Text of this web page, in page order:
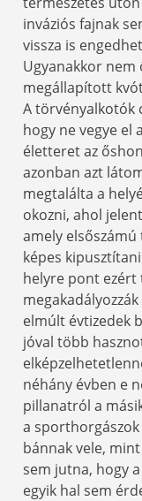
inváziós fajnak
vissza is
Ugyanakkor nem
megállapított
A törvényalkotók
hogy ne vegye el
életteret az
azonban azt
megtalálta a
okozni, ahol
amely elsőszámú
képes
helyre pont ezért
elmúlt évtizedek
jóval több
néhány évben e
pillanatról a
a
bánnak vele,
sem jutna, hogy
egyik hal sem